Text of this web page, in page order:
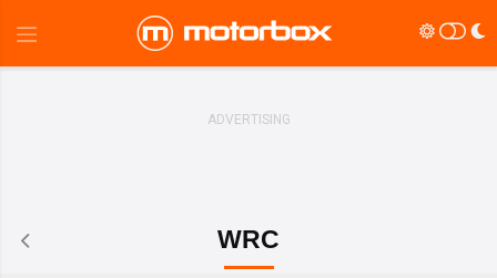
WRC